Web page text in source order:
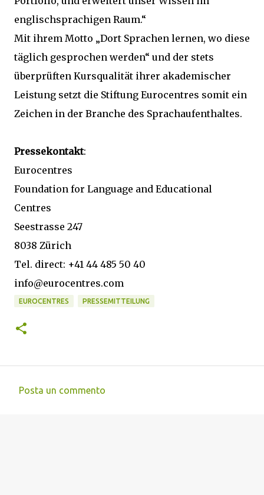
englischsprachigen Raum.“
Mit ihrem Motto „Dort Sprachen lernen, wo diese
täglich gesprochen werden“ und der stets
überprüften Kursqualität ihrer akademischer
Leistung setzt die Stiftung Eurocentres somit ein
Zeichen in der Branche des Sprachaufenthaltes.
Pressekontakt:
Eurocentres
Foundation for Language and Educational
Centres
Seestrasse 247
8038 Zürich
Tel. direct: +41 44 485 50 40
info@eurocentres.com
EUROCENTRES PRESSEMITTEILUNG
Posta un commento